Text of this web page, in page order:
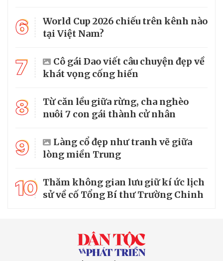
6
World Cup 2026 chiếu trên kênh nào
tại Việt Nam?
7
Cô gái Dao viết câu chuyện đẹp về
khát vọng cống hiến
8
Từ căn lều giữa rừng, cha nghèo
nuôi 7 con gái thành cử nhân
9
Làng cổ đẹp như tranh vẽ giữa
lòng miền Trung
10 Thăm không gian lưu giữ kí ức lịch
sử về cố Tổng Bí thư Trường Chinh